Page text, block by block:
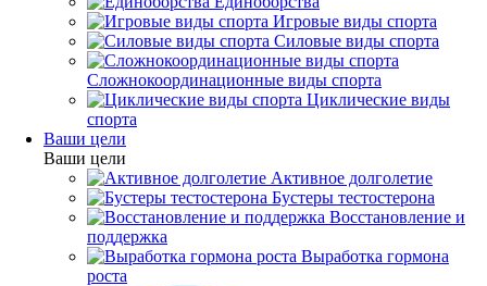
Игровые виды спорта
Силовые виды спорта
Сложнокоординационные виды спорта
Циклические виды
спорта
Ваши цели
Ваши цели
Активное долголетие
Бустеры тестостерона
Восстановление и
поддержка
Выработка гормона
роста